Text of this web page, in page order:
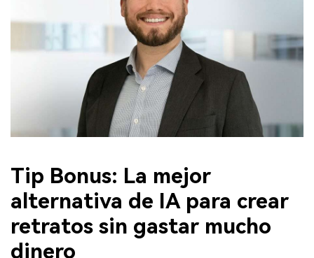
Tip Bonus: La mejor
alternativa de IA para crear
retratos sin gastar mucho
dinero󠀲󠀡󠀡󠀤󠀦󠀡󠀢󠀢󠀡󠀳